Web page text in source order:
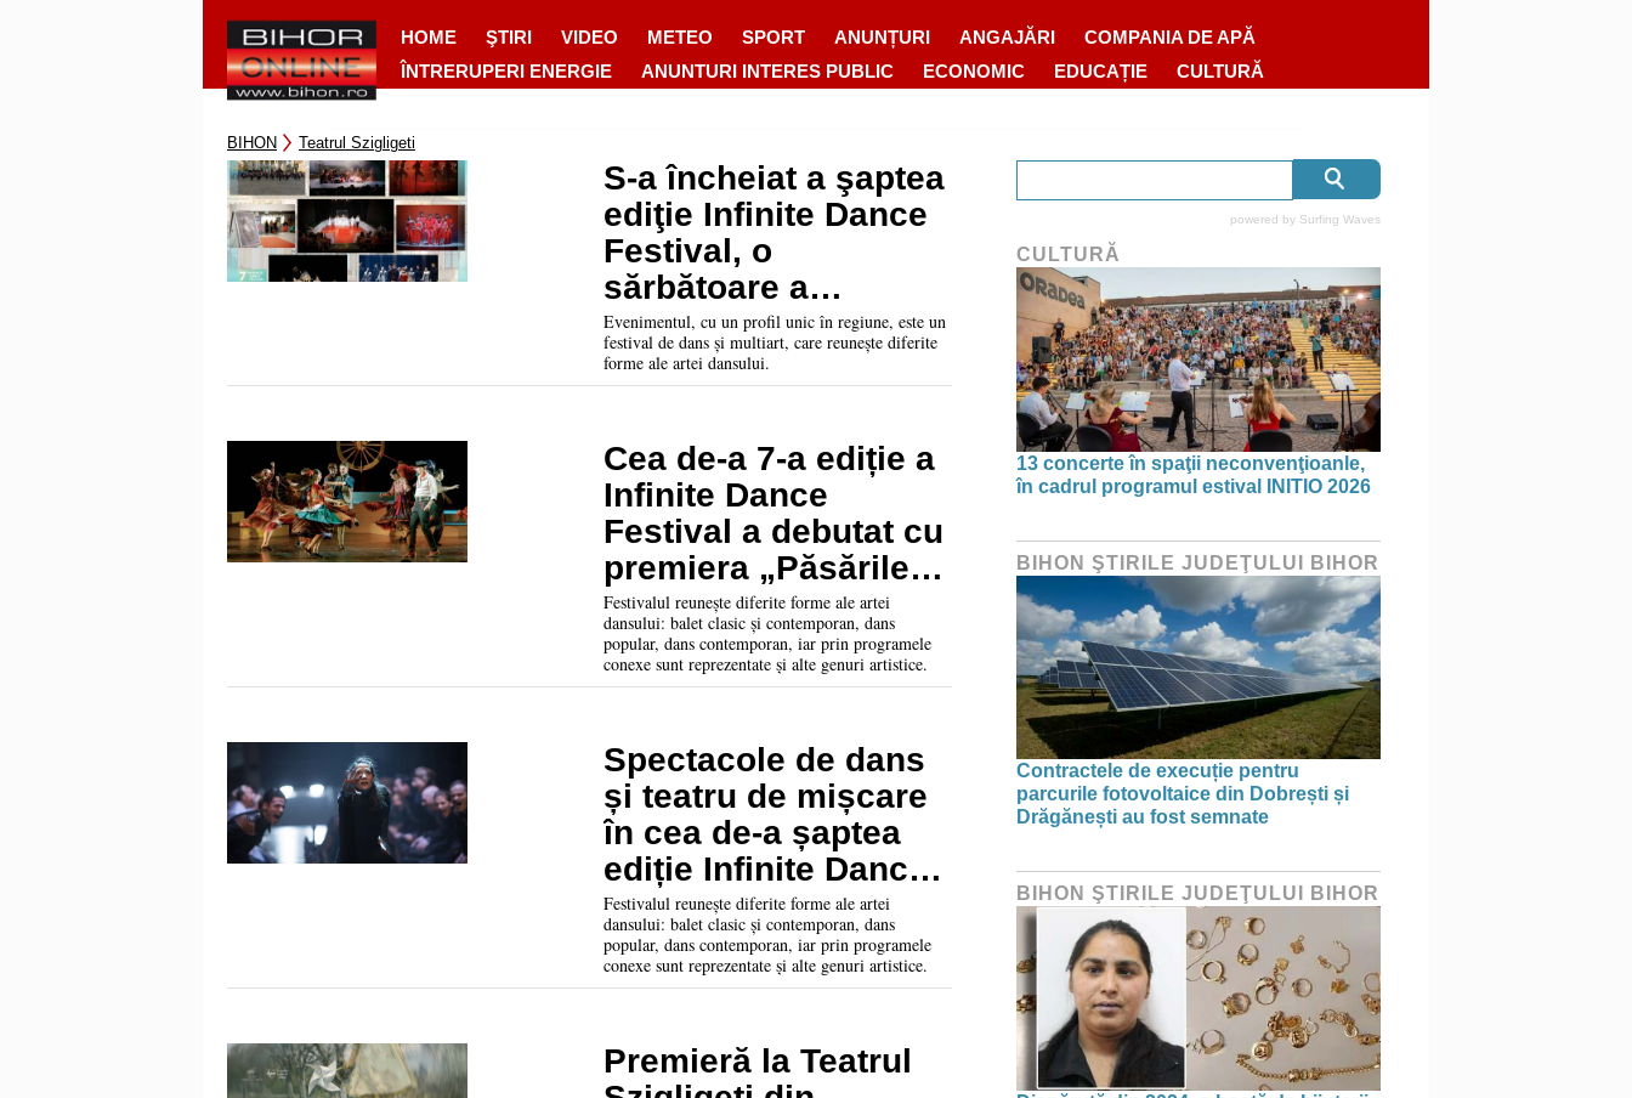
HOME ŞTIRI VIDEO METEO SPORT ANUNȚURI ANGAJĂRI
COMPANIA DE APĂ
ÎNTRERUPERI ENERGIE
ANUNTURI INTERES PUBLIC ECONOMIC EDUCAȚIE CULTURĂ
BIHON Teatrul Szigligeti
S-a încheiat a şaptea
ediţie Infinite Dance
Festival, o
sărbătoare a
diferitelor forme de
teatru-dans
Evenimentul, cu un profil unic în regiune, este un
festival de dans și multiart, care reunește diferite
forme ale artei dansului.
Cea de-a 7-a ediție a
Infinite Dance
Festival a debutat cu
premiera „Păsările
cerului” a
Ansamblului
Profesionist
Festivalul reunește diferite forme ale artei
dansului: balet clasic și contemporan, dans
popular, dans contemporan, iar prin programele
conexe sunt reprezentate și alte genuri artistice.
Spectacole de dans
și teatru de mișcare
în cea de-a șaptea
ediție Infinite Dance
Festival. Vezi
programul pe zile
Festivalul reunește diferite forme ale artei
dansului: balet clasic și contemporan, dans
popular, dans contemporan, iar prin programele
conexe sunt reprezentate și alte genuri artistice.
Premieră la Teatrul
powered by Surfing Waves
CULTURĂ
13 concerte în spaţii neconvenţioanle,
în cadrul programul estival INITIO 2026
BIHON ŞTIRILE JUDEŢULUI BIHOR
Contractele de execuție pentru
parcurile fotovoltaice din Dobrești și
Drăgănești au fost semnate
BIHON ŞTIRILE JUDEŢULUI BIHOR